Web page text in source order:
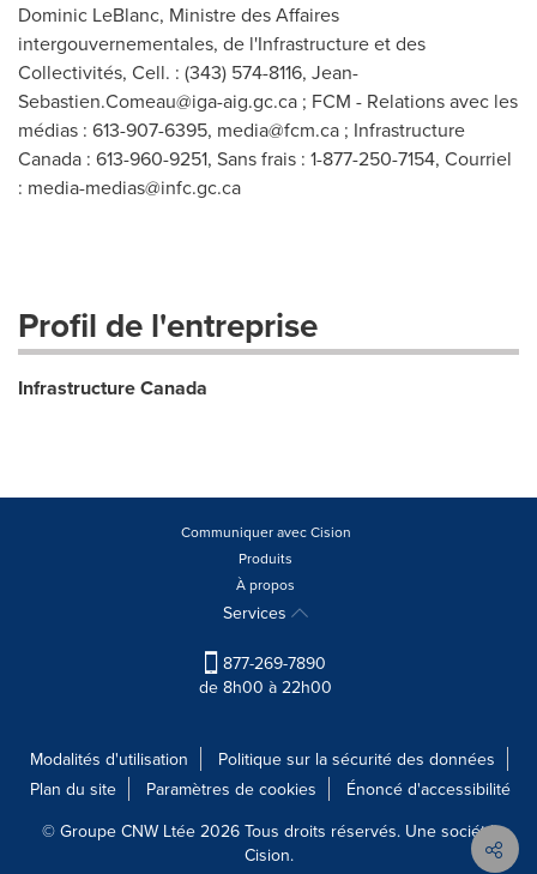
Dominic LeBlanc, Ministre des Affaires
intergouvernementales, de l'Infrastructure et des
Collectivités, Cell. : (343) 574-8116, Jean-
Sebastien.Comeau@iga-aig.gc.ca ; FCM - Relations avec les
médias : 613-907-6395, media@fcm.ca ; Infrastructure
Canada : 613-960-9251, Sans frais : 1-877-250-7154, Courriel
: media-medias@infc.gc.ca
Profil de l'entreprise
Infrastructure Canada
Communiquer avec Cision
Produits
À propos
Services
877-269-7890
de 8h00 à 22h00
Modalités d'utilisation
Politique sur la sécurité des données
Plan du site
Paramètres de cookies
Énoncé d'accessibilité
© Groupe CNW Ltée 2026 Tous droits réservés. Une société
Cision.